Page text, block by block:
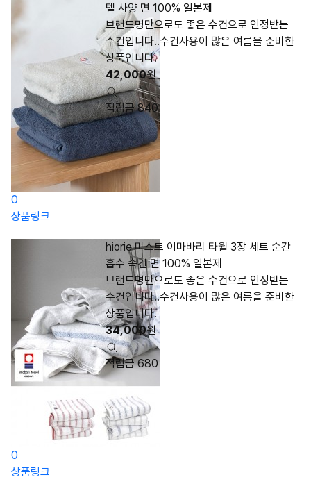
0
텔 사양 면 100% 일본제
브랜드명만으로도 좋은 수건으로 인정받는
수건입니다..수건사용이 많은 여름을 준비한
상품입니다.
42,000원
적립금 840
상품링크
0
hiorie 미스트 이마바리 타월 3장 세트 순간
흡수 속건 면 100% 일본제
브랜드명만으로도 좋은 수건으로 인정받는
수건입니다..수건사용이 많은 여름을 준비한
상품입니다.
34,000원
적립금 680
상품링크